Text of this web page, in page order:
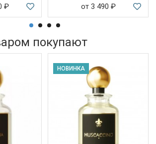
₽ от 3 490 ₽
покупают
НОВИНКА